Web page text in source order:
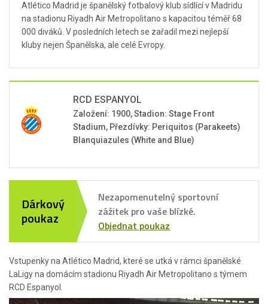
Vstupenky na Atlético Madrid, které se utká v rámci španělské
LaLigy na domácím stadionu Riyadh Air Metropolitano s týmem
RCD Espanyol.
Atlético Madrid je španělský fotbalový klub sídlící v Madridu
na stadionu Riyadh Air Metropolitano s kapacitou téměř 68
000 diváků. V posledních letech se zařadil mezi nejlepší
kluby nejen Španělska, ale celé Evropy.
RCD ESPANYOL
Založení: 1900, Stadion: Stage Front
Stadium, Přezdívky: Periquitos (Parakeets)
Blanquiazules (White and Blue)
Dárkový
poukaz
Nezapomenutelný sportovní
zážitek pro vaše blízké.
Objednat poukaz